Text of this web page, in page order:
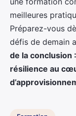
meilleures
Préparez-vous
défis de demain
de la conclusion
résilience au